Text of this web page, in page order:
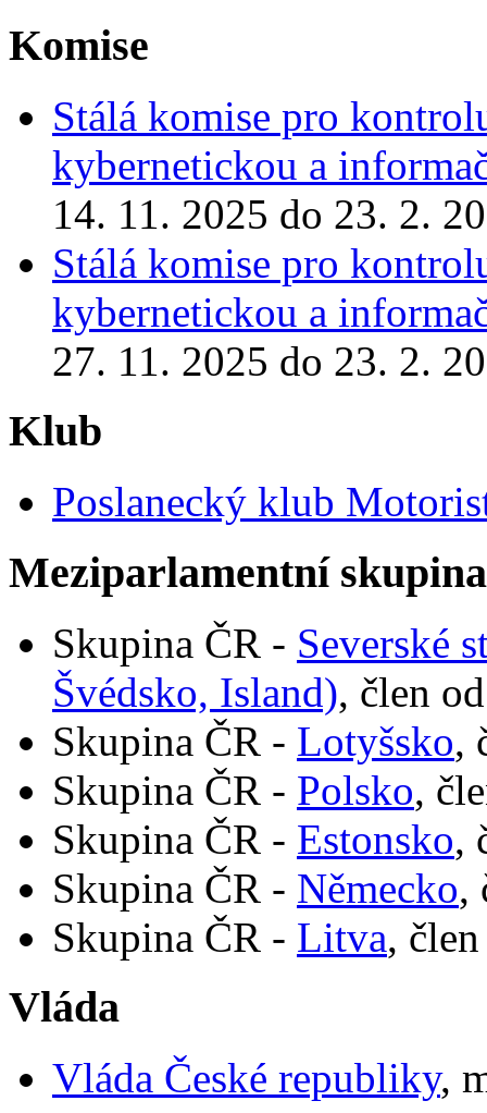
Komise
Stálá komise pro
kybernetickou a
14. 11. 2025 do 23. 2.
Stálá komise pro
kybernetickou a
27. 11. 2025 do 23. 2.
Klub
Poslanecký klub
Meziparlamentní
Skupina ČR - Severské
Švédsko, Island), člen
Skupina ČR - Lotyšsko,
Skupina ČR - Polsko,
Skupina ČR - Estonsko,
Skupina ČR - Německo,
Skupina ČR - Litva,
Vláda
Vláda České republiky,